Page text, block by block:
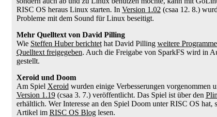
RISC OS heraus Linux starten. In Version 1.02 (csaa 12. 8.)
Probleme mit dem Sound für Linux beseitigt.
Mehr Quelltext von David Pilling
Wie Steffen Huber berichtethat David Pilling weitere
Quelltext freigegeben. Auch die Freigabe von SparkFS wird in
gestellt.
Xeroid und Doom
Am Spiel Xeroid wurden einige Verbesserungen vorgenommen
Version 1.19(csaa 3. 7.) veröffentlicht. Das Spiel ist über den
erhältlich. Wer Interesse an den Spiel Doom unter RISC OS hat,
Artikel im RISC OS Bloglesen.